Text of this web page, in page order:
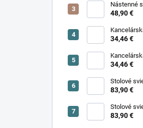
Nástenné
WALL S
48,90 €
PIXA KT-
34,46 €
PIXA KT-
34,46 €
Stolové
83,90 €
Stolové
83,90 €